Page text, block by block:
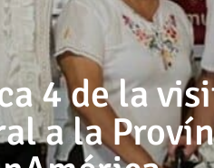
4 de la
a la